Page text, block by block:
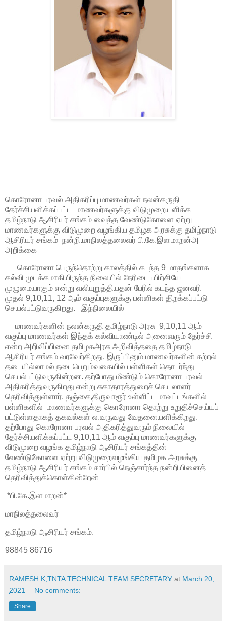
கொரோனா பரவல் அதிகரிப்பு மாணவர்கள் நலன்கருதி
தேர்ச்சியளிக்கப்பட்ட மாணவர்களுக்கு விடுமுறையளிக்க
தமிழ்நாடு ஆசிரியர் சங்கம் வைத்த வேண்டுகோளை ஏற்று
மாணவர்களுக்கு விடுமுறை வழங்கிய தமிழக அரசுக்கு தமிழ்நாடு
ஆசிரியர் சங்கம் நன்றி.மாநிலத்தலைவர் பி.கே.இளமாறன்அ
அறிக்கை
கொரோனா பெருந்தொற்று காலத்தில் கடந்த 9 மாதங்களாக
கல்வி முடக்கமாகியிருந்த நிலையில் நேரிடைபயிற்சியே
முழுமையாகும் என்று வலியுறுத்தியதன் பேரில் கடந்த ஜனவரி
முதல் 9,10,11, 12 ஆம் வகுப்புகளுக்கு பள்ளிகள் திறக்கப்பட்டு
செயல்பட்டுவருகிறது. இந்நிலையில்
மாணவர்களின் நலன்கருதி தமிழ்நாடு அரசு 9,10,11 ஆம்
வகுப்பு மாணவர்கள் இந்தக் கல்வியாண்டில் அனைவரும் தேர்ச்சி
என்ற அறிவிப்பினை தமிழகஅரசு அறிவித்ததை தமிழ்நாடு
ஆசிரியர் சங்கம் வரவேற்கிறது. இருப்பினும் மாணவர்களின் கற்றல்
தடையில்லாமல் நடைபெறும்வகையில் பள்ளிகள் தொடர்ந்து
செயல்பட்டுவருகின்றன. தற்போது மீண்டும் கொரோனா பரவல்
அதிகரித்துவருகிறது என்று சுகாதாரத்துறைச் செயலாளர்
தெரிவித்துள்ளார். தஞ்சை,திருவாரூர் உள்ளிட்ட மாவட்டங்களில்
பள்ளிகளில் மாணவர்களுக்கு கொரோனா தொற்று உறுதிச்செய்யப்
பட்டுள்ளதாகத் தகவல்கள் ல.வருவது வேதனையளிக்கிறது.
தற்போது கொரோனா பரவல் அதிகரித்துவரும் நிலையில்
தேர்ச்சியளிக்கப்பட்ட 9,10,11 ஆம் வகுப்பு மாணவர்களுக்கு
விடுமுறை வழங்க தமிழ்நாடு ஆசிரியர் சங்கத்தின்
வேண்டுகோளை ஏற்று விடுமுறைவழங்கிய தமிழக அரசுக்கு
தமிழ்நாடு ஆசிரியர் சங்கம் சார்பில் நெஞ்சார்ந்த நன்றியினைத்
தெரிவித்துக்கொள்கின்றேன்
*பி.கே.இளமாறன்*
மாநிலத்தலைவர்
தமிழ்நாடு ஆசிரியர் சங்கம்.
98845 86716
RAMESH K,TNTA TECHNICAL TEAM SECRETARY at March 20,
2021
No comments:
Share